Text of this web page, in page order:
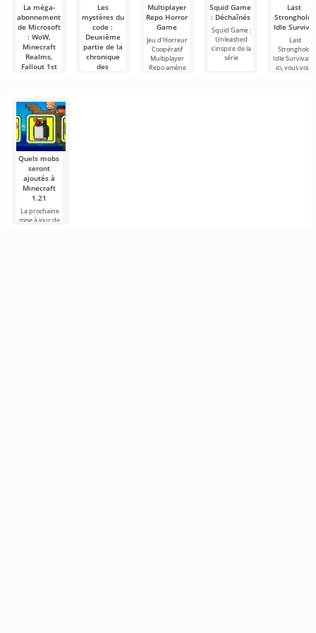
La méga-
abonnement
de Microsoft
: WoW,
Minecraft
Realms,
Fallout 1st
dans le
Game Pass
Ultimate
Imaginez que
tous vos
services de
jeux préférés
Les
mystères du
code :
Deuxième
partie de la
chronique
des
Multiplayer
Repo Horror
Game
Jeu d’Horreur
Coopératif
Multiplayer
Repo amène
Squid Game
: Déchaînés
Squid Game :
Unleashed
s'inspire de la
série
Last
Stronghold:
Idle Survival
Last
Stronghold:
Idle Survival
ici, vous vous
Quels mobs
seront
ajoutés à
Minecraft
1.21
La prochaine
mise à jour de